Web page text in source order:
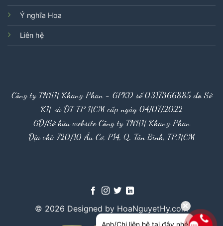
Ý nghĩa Hoa
Liên hệ
Công ty TNHH Khang Phan - GPKD số 0317366885 do Sở
KH và ĐT TP HCM cấp ngày 04/07/2022
GĐ/Sở hữu website Công ty TNHH Khang Phan
Địa chỉ: 720/10 Âu Cơ, P14, Q. Tân Bình, TP.HCM
© 2026 Designed by HoaNguyetHy.com
Anh/Chị liên hệ tại đây nhé